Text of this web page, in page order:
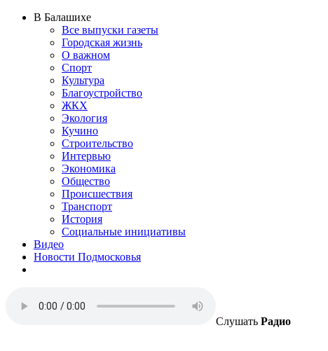
В Балашихе
Все выпуски газеты
Городская жизнь
О важном
Спорт
Культура
Благоустройство
ЖКХ
Экология
Кучино
Строительство
Интервью
Экономика
Общество
Происшествия
Транспорт
История
Социальные инициативы
Видео
Новости Подмосковья
Слушать Радио